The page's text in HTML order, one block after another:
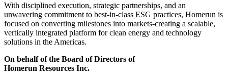
With disciplined execution, strategic partnerships, and an
unwavering commitment to best-in-class ESG practices, Homerun is
focused on converting milestones into markets-creating a scalable,
vertically integrated platform for clean energy and technology
solutions in the Americas.
On behalf of the Board of Directors of
Homerun Resources Inc.